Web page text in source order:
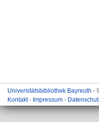
Universitätsbibliothek Bayreuth -
Kontakt- Impressum -